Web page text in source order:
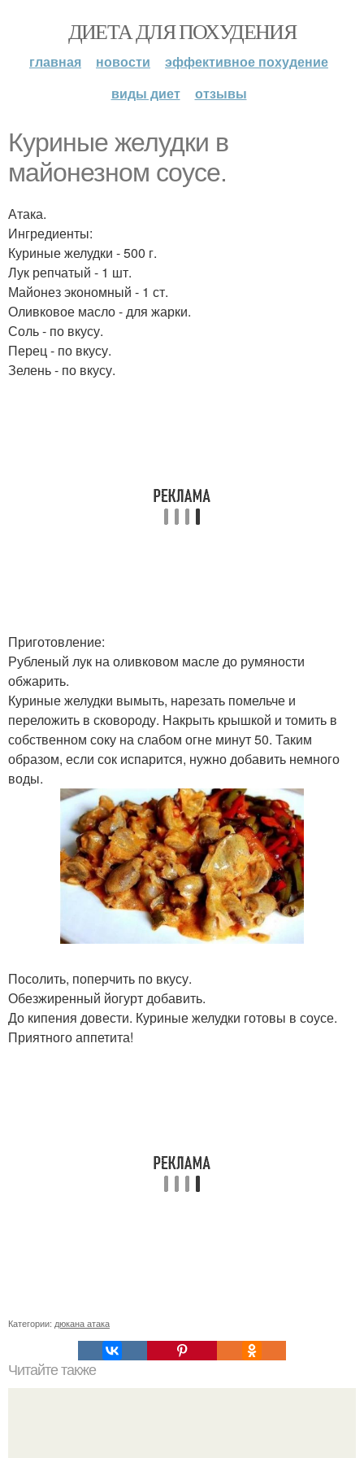
ДИЕТА ДЛЯ ПОХУДЕНИЯ
главная новости
эффективное похудение
виды диет
отзывы
Куриные желудки в
майонезном соусе.
Атака.
Ингредиенты:
Куриные желудки - 500 г.
Лук репчатый - 1 шт.
Майонез экономный - 1 ст.
Оливковое масло - для жарки.
Соль - по вкусу.
Перец - по вкусу.
Зелень - по вкусу.
Приготовление:
Рубленый лук на оливковом масле до румяности
обжарить.
Куриные желудки вымыть, нарезать помельче и
переложить в сковороду. Накрыть крышкой и томить в
собственном соку на слабом огне минут 50. Таким
образом, если сок испарится, нужно добавить немного
воды.
Посолить, поперчить по вкусу.
Обезжиренный йогурт добавить.
До кипения довести. Куриные желудки готовы в соусе.
Приятного аппетита!
Категории: дюкана атака
Читайте также